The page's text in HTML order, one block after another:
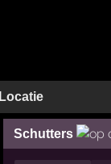
Locatie
Schutters